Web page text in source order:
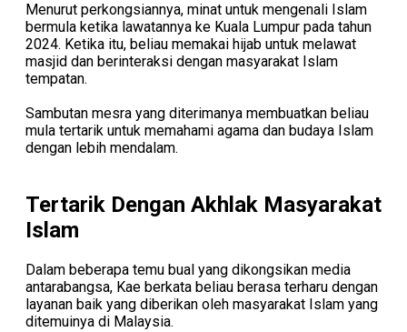
Menurut perkongsiannya, minat untuk mengenali Islam
bermula ketika lawatannya ke Kuala Lumpur pada tahun
2024. Ketika itu, beliau memakai hijab untuk melawat
masjid dan berinteraksi dengan masyarakat Islam
tempatan.
Sambutan mesra yang diterimanya membuatkan beliau
mula tertarik untuk memahami agama dan budaya Islam
dengan lebih mendalam.
Tertarik Dengan Akhlak Masyarakat
Islam
Dalam beberapa temu bual yang dikongsikan media
antarabangsa, Kae berkata beliau berasa terharu dengan
layanan baik yang diberikan oleh masyarakat Islam yang
ditemuinya di Malaysia.